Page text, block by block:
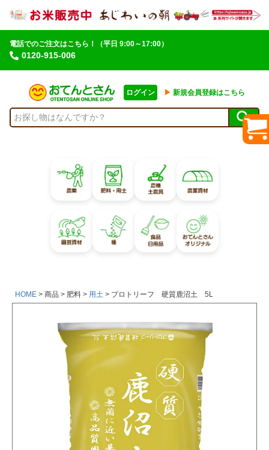
電話でのご注文はこちら！
0120-915-006
（平日 9:00～17:00）
ログイン ▶︎ 新規会員登録はこちら
HOME 商品 肥料 用土 プロトリーフ 硬質鹿沼土 5L